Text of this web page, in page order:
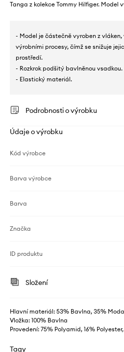
Tanga z kolekce Tommy Hilfiger. Model
- Model je částečně vyroben z
výrobními procesy, čímž se snižuje
prostředí.
- Rozkrok podšitý bavlněnou vsadkou.
- Elastický materiál.
Podrobnosti o výrobku
Údaje o výrobku
Kód výrobce
Barva výrobce
Barva
Značka
ID produktu
Složení
Hlavní materiál: 53% Bavlna, 35%
Vložka: 100% Bavlna
Provedení: 75% Polyamid, 16%
Tagy